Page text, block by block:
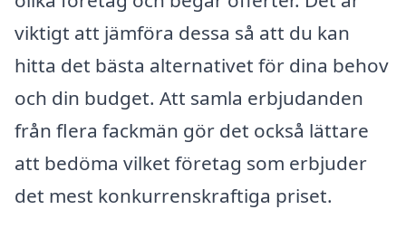
viktigt att jämföra dessa så att du kan
hitta det bästa alternativet för dina behov
och din budget. Att samla erbjudanden
från flera fackmän gör det också lättare
att bedöma vilket företag som erbjuder
det mest konkurrenskraftiga priset.